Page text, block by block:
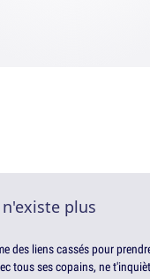
plus
des liens cassés pour
tous ses copains, ne